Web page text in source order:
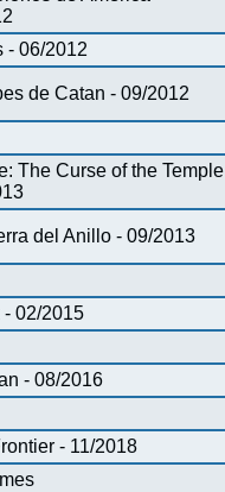
- 06/2012
de Catan - 09/2012
The Curse of the Temple
del Anillo - 09/2013
- 02/2015
- 08/2016
- 11/2018